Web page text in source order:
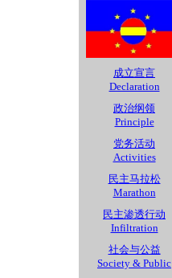
成立宣言
Declaration
政治纲领
Principle
党务活动
Activities
民主马拉松
Marathon
民主渗透行动
Infiltration
社会与公益
Society & Public